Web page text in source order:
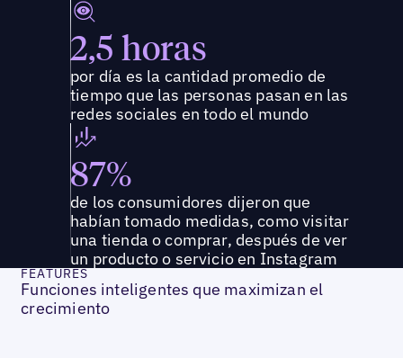
2,5 horas
por día es la cantidad promedio de
tiempo que las personas pasan en las
redes sociales en todo el mundo
87%
de los consumidores dijeron que
habían tomado medidas, como visitar
una tienda o comprar, después de ver
un producto o servicio en Instagram
FEATURES
Funciones inteligentes que maximizan el
crecimiento